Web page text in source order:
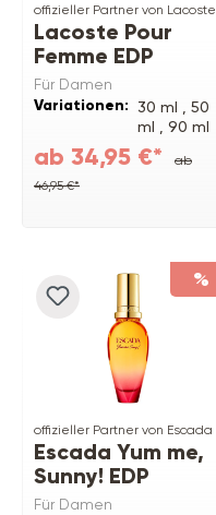
offizieller Partner von Lacoste
Lacoste Pour
Femme EDP
Für Damen
Variationen: 30 ml , 50
ml , 90 ml
ab 34,95 €*
ab
46,95 €*
%
offizieller Partner von Escada
Escada Yum me,
Sunny! EDP
Für Damen